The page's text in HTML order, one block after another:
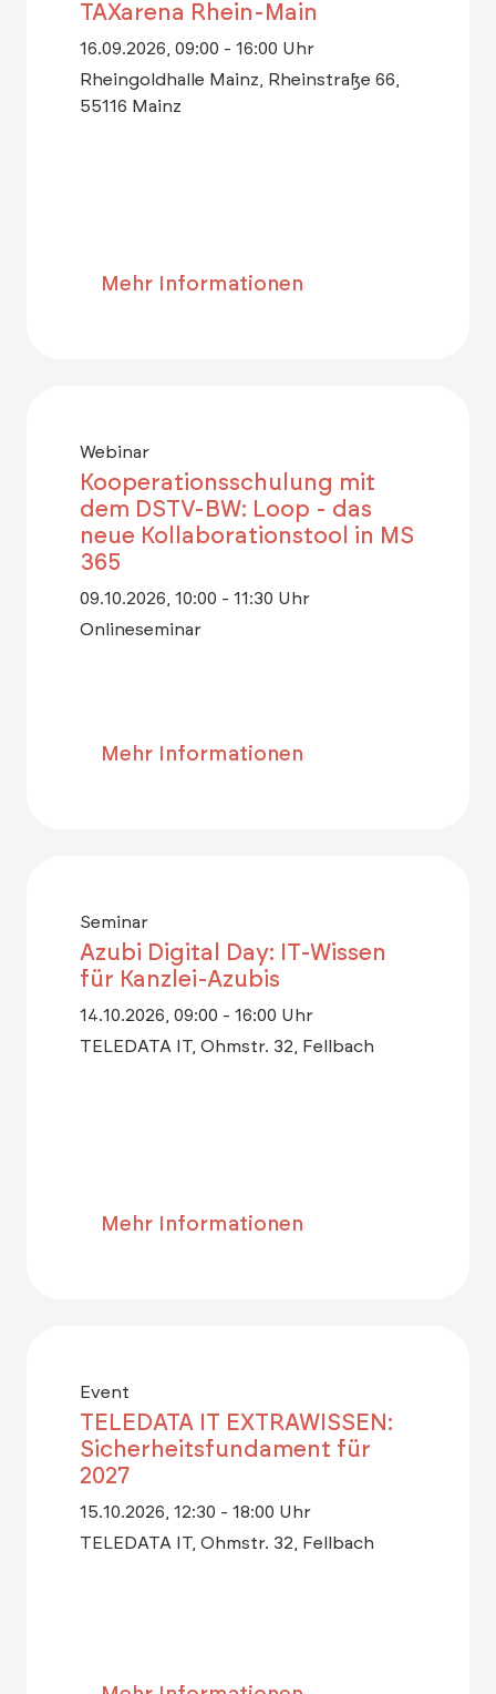
TAXarena Rhein-Main
16.09.2026, 09:00 - 16:00 Uhr
Rheingoldhalle Mainz, Rheinstraße 66,
55116 Mainz
Mehr Informationen
Webinar
Kooperationsschulung mit
dem DSTV-BW: Loop - das
neue Kollaborationstool in MS
365
09.10.2026, 10:00 - 11:30 Uhr
Onlineseminar
Mehr Informationen
Seminar
Azubi Digital Day: IT-Wissen
für Kanzlei-Azubis
14.10.2026, 09:00 - 16:00 Uhr
TELEDATA IT, Ohmstr. 32, Fellbach
Mehr Informationen
Event
TELEDATA IT EXTRAWISSEN:
Sicherheitsfundament für
2027
15.10.2026, 12:30 - 18:00 Uhr
TELEDATA IT, Ohmstr. 32, Fellbach